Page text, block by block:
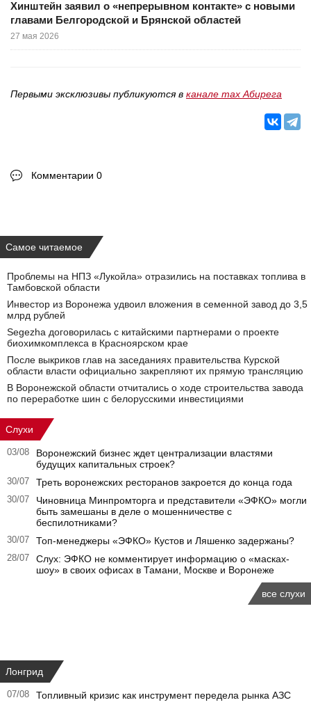
Хинштейн заявил о «непрерывном контакте» с новыми
главами Белгородской и Брянской областей
27 мая 2026
Первыми эксклюзивы публикуются в канале max Абирега
Комментарии 0
Самое читаемое
Проблемы на НПЗ «Лукойла» отразились на поставках топлива в
Тамбовской области
Инвестор из Воронежа удвоил вложения в семенной завод до 3,5
млрд рублей
Segezha договорилась с китайскими партнерами о проекте
биохимкомплекса в Красноярском крае
После выкриков глав на заседаниях правительства Курской
области власти официально закрепляют их прямую трансляцию
В Воронежской области отчитались о ходе строительства завода
по переработке шин с белорусскими инвестициями
Слухи
03/08
Воронежский бизнес ждет централизации властями
будущих капитальных строек?
30/07 Треть воронежских ресторанов закроется до конца года
30/07
Чиновница Минпромторга и представители «ЭФКО» могли
быть замешаны в деле о мошенничестве с
беспилотниками?
30/07 Топ-менеджеры «ЭФКО» Кустов и Ляшенко задержаны?
28/07
Слух: ЭФКО не комментирует информацию о «масках-
шоу» в своих офисах в Тамани, Москве и Воронеже
все слухи
Лонгрид
07/08 Топливный кризис как инструмент передела рынка АЗС